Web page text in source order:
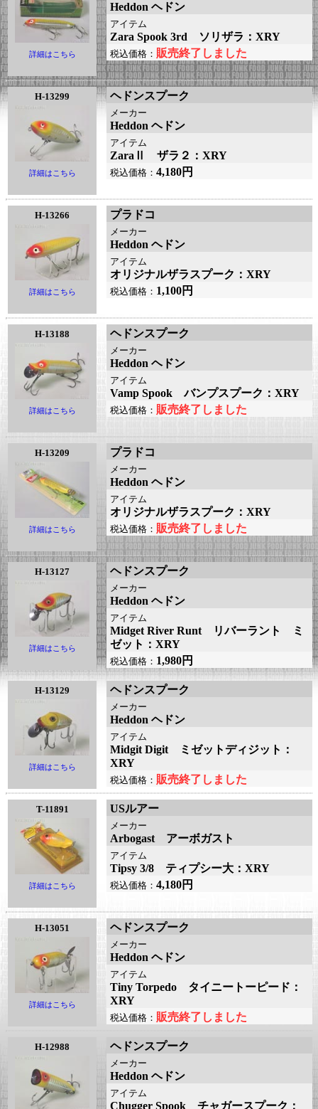
詳細はこちら
Heddon ヘドン
アイテム
Zara Spook 3rd ソリザラ：XRY
税込価格： 販売終了しました
H-13299
詳細はこちら
ヘドンスプーク
メーカー
Heddon ヘドン
アイテム
ZaraⅡ ザラ２：XRY
税込価格： 4,180円
H-13266
詳細はこちら
プラドコ
メーカー
Heddon ヘドン
アイテム
オリジナルザラスプーク：XRY
税込価格： 1,100円
H-13188
詳細はこちら
ヘドンスプーク
メーカー
Heddon ヘドン
アイテム
Vamp Spook バンプスプーク：XRY
税込価格： 販売終了しました
H-13209
詳細はこちら
プラドコ
メーカー
Heddon ヘドン
アイテム
オリジナルザラスプーク：XRY
税込価格： 販売終了しました
H-13127
詳細はこちら
ヘドンスプーク
メーカー
Heddon ヘドン
アイテム
Midget River Runt リバーラント ミ
ゼット：XRY
税込価格： 1,980円
H-13129
詳細はこちら
ヘドンスプーク
メーカー
Heddon ヘドン
アイテム
Midgit Digit ミゼットディジット：
XRY
税込価格： 販売終了しました
T-11891
詳細はこちら
USルアー
メーカー
Arbogast アーボガスト
アイテム
Tipsy 3/8 ティプシー大：XRY
税込価格： 4,180円
H-13051
詳細はこちら
ヘドンスプーク
メーカー
Heddon ヘドン
アイテム
Tiny Torpedo タイニートーピード：
XRY
税込価格： 販売終了しました
H-12988 ヘドンスプーク
メーカー
Heddon ヘドン
アイテム
Chugger Spook チャガースプーク：